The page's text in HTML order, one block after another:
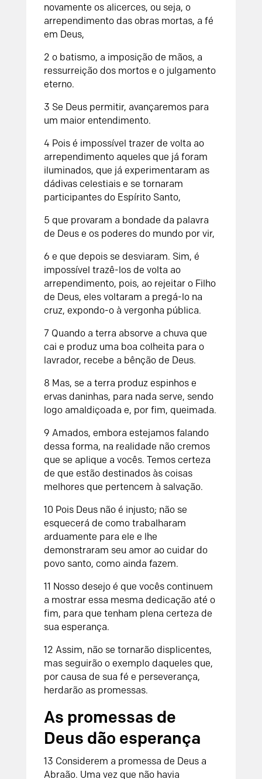
novamente os alicerces, ou seja, o
arrependimento das obras mortas, a fé
em Deus,
2 o batismo, a imposição de mãos, a
ressurreição dos mortos e o julgamento
eterno.
3 Se Deus permitir, avançaremos para
um maior entendimento.
4 Pois é impossível trazer de volta ao
arrependimento aqueles que já foram
iluminados, que já experimentaram as
dádivas celestiais e se tornaram
participantes do Espírito Santo,
5 que provaram a bondade da palavra
de Deus e os poderes do mundo por vir,
6 e que depois se desviaram. Sim, é
impossível trazê-los de volta ao
arrependimento, pois, ao rejeitar o Filho
de Deus, eles voltaram a pregá-lo na
cruz, expondo-o à vergonha pública.
7 Quando a terra absorve a chuva que
cai e produz uma boa colheita para o
lavrador, recebe a bênção de Deus.
8 Mas, se a terra produz espinhos e
ervas daninhas, para nada serve, sendo
logo amaldiçoada e, por fim, queimada.
9 Amados, embora estejamos falando
dessa forma, na realidade não cremos
que se aplique a vocês. Temos certeza
de que estão destinados às coisas
melhores que pertencem à salvação.
10 Pois Deus não é injusto; não se
esquecerá de como trabalharam
arduamente para ele e lhe
demonstraram seu amor ao cuidar do
povo santo, como ainda fazem.
11 Nosso desejo é que vocês continuem
a mostrar essa mesma dedicação até o
fim, para que tenham plena certeza de
sua esperança.
12 Assim, não se tornarão displicentes,
mas seguirão o exemplo daqueles que,
por causa de sua fé e perseverança,
herdarão as promessas.
As promessas de
Deus dão esperança
13 Considerem a promessa de Deus a
Abraão. Uma vez que não havia